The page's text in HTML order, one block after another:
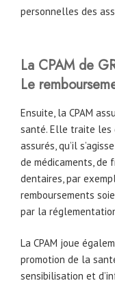
personnelles des
La CPAM de
Le
Ensuite, la CPAM
santé. Elle traite les
assurés, qu’il
de médicaments, de
dentaires, par
remboursements
par la
La CPAM joue
promotion de la
sensibilisation et